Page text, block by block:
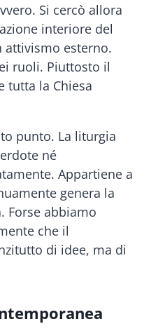
Si cercò allora
interiore del
esterno.
ruoli. Piuttosto il
tutta la Chiesa
punto. La liturgia
né
Appartiene a
genera la
Forse abbiamo
che il
di idee, ma di